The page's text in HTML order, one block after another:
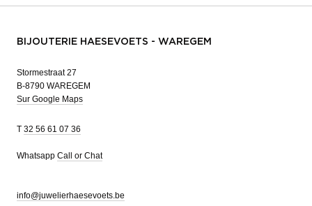
BIJOUTERIE HAESEVOETS - WAREGEM
Stormestraat 27
B-8790 WAREGEM
Sur Google Maps
T 32 56 61 07 36
Whatsapp Call or Chat
info@juwelierhaesevoets.be